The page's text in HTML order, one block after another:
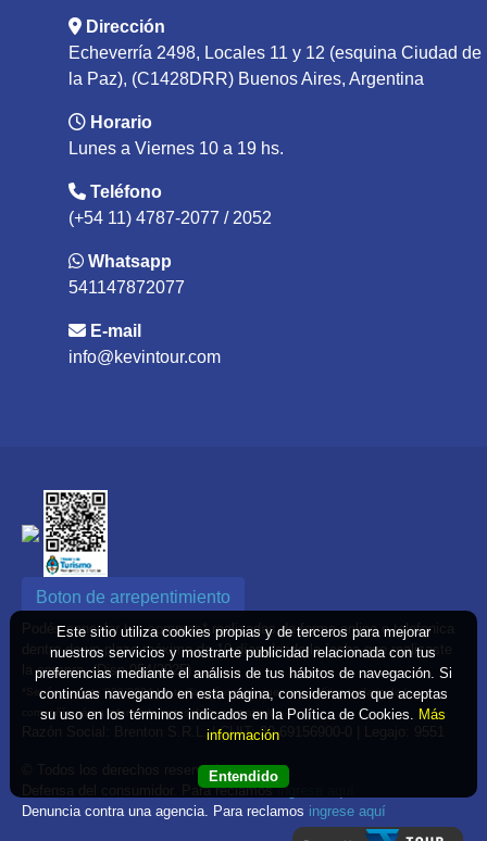
Dirección
Echeverría 2498, Locales 11 y 12 (esquina Ciudad de
la Paz), (C1428DRR) Buenos Aires, Argentina
Horario
Lunes a Viernes 10 a 19 hs.
Teléfono
(+54 11) 4787-2077 / 2052
Whatsapp
541147872077
E-mail
info@kevintour.com
Boton de arrepentimiento
Podés cancelar tus compras* realizadas de forma online o telefonica
dentro de un plazo máximo de 10 días desde la fecha que realizaste
la compra. (Disp.954/2025)
*Según decreto 809/2024 las tarifas aéreas se rigen por política tarifaria de la
compañía aérea informada antes de la contratación
Razón Social: Brenton S.R.L. | CUIT: 30-69156900-0 | Legajo: 9551
© Todos los derechos reservados
Defensa del consumidor. Para reclamosingrese aquí
Denuncia contra una agencia. Para reclamos ingrese aquí
Este sitio utiliza cookies propias y de terceros para mejorar
nuestros servicios y mostrarte publicidad relacionada con tus
preferencias mediante el análisis de tus hábitos de navegación. Si
continúas navegando en esta página, consideramos que aceptas
su uso en los términos indicados en la Política de Cookies. Más
información
Entendido